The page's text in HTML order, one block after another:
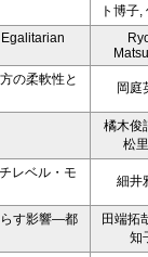
ト博子,
の柔軟性と
岡庭
橘木俊
松
レベル・モ
細井
らす影響―都
田端拓
知